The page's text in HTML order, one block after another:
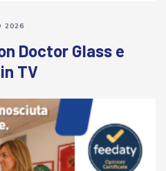
Doctor Glass e
TV
2026